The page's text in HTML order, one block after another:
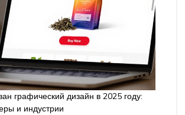
графический дизайн в 2025 году:
и индустрии